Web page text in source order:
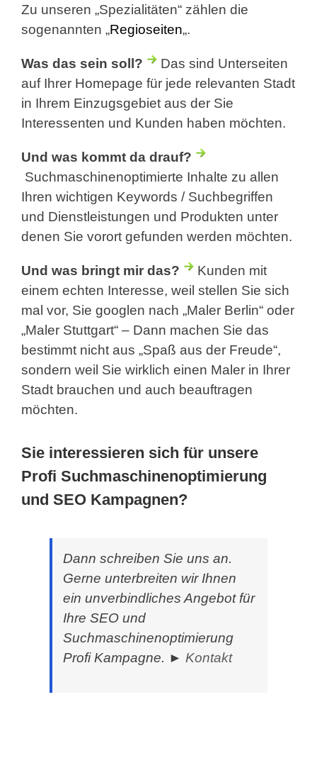
Zu unseren „Spezialitäten“ zählen die
sogenannten „Regioseiten„.
Was das sein soll?
Das sind Unterseiten
auf Ihrer Homepage für jede relevanten Stadt
in Ihrem Einzugsgebiet aus der Sie
Interessenten und Kunden haben möchten.
Und was kommt da drauf?
Suchmaschinenoptimierte Inhalte zu allen
Ihren wichtigen Keywords / Suchbegriffen
und Dienstleistungen und Produkten unter
denen Sie vorort gefunden werden möchten.
Und was bringt mir das?
Kunden mit
einem echten Interesse, weil stellen Sie sich
mal vor, Sie googlen nach „Maler Berlin“ oder
„Maler Stuttgart“ – Dann machen Sie das
bestimmt nicht aus „Spaß aus der Freude“,
sondern weil Sie wirklich einen Maler in Ihrer
Stadt brauchen und auch beauftragen
möchten.
Sie interessieren sich für unsere
Profi Suchmaschinenoptimierung
und SEO Kampagnen?
Dann schreiben Sie uns an.
Gerne unterbreiten wir Ihnen
ein unverbindliches Angebot für
Ihre SEO und
Suchmaschinenoptimierung
Profi Kampagne. ► Kontakt